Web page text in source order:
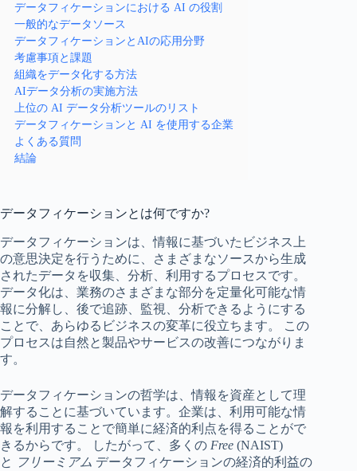
データフィケーションにおける AI の役割
一般的なデータソース
データフィケーションとAIの応用分野
考慮事項と課題
組織をデータ化する方法
AIデータ分析の実施方法
上位の AI データ分析ツールのリスト
データフィケーションと AI を使用する企業
よくある質問
結論
データフィケーションとは何ですか?
データフィケーションは、情報に基づいたビジネス上
の意思決定を行うために、さまざまなソースから生成
されたデータを収集、分析、利用するプロセスです。
データ化は、業務のさまざまな部分を定量化可能な情
報に分解し、後で追跡、監視、分析できるようにする
ことで、あらゆるビジネスの変革に役立ちます。 この
プロセスは自然と製品やサービスの改善につながりま
す。
データフィケーションの哲学は、情報を資産として理
解することに基づいています。企業は、利用可能な情
報を利用することで簡単に経済的利点を得ることがで
きるからです。 したがって、多くの Free (NAIST)
と
フリーミアム データフィケーションの経済的利益の